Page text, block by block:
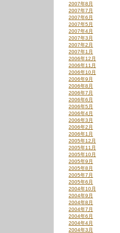
2007年8月
2007年7月
2007年6月
2007年5月
2007年4月
2007年3月
2007年2月
2007年1月
2006年12月
2006年11月
2006年10月
2006年9月
2006年8月
2006年7月
2006年6月
2006年5月
2006年4月
2006年3月
2006年2月
2006年1月
2005年12月
2005年11月
2005年10月
2005年9月
2005年8月
2005年7月
2005年6月
2004年10月
2004年9月
2004年8月
2004年7月
2004年6月
2004年4月
2004年3月